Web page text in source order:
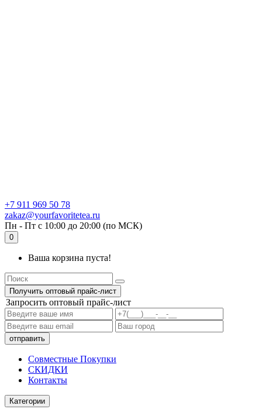
+7 911 969 50 78
zakaz@yourfavoritetea.ru
Пн - Пт с 10:00 до 20:00 (по МСК)
0
Ваша корзина пуста!
Получить оптовый прайс-лист
Запросить оптовый прайс-лист
Совместные Покупки
СКИДКИ
Контакты
Категории